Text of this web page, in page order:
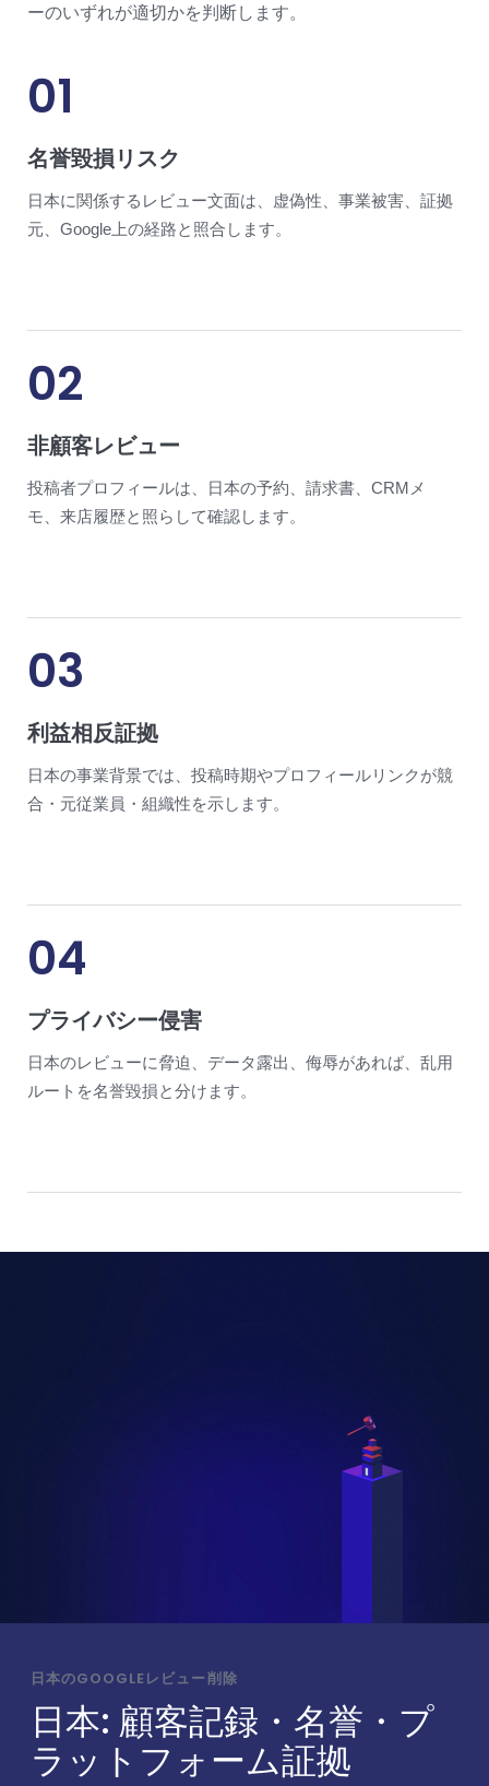
ーのいずれが適切かを判断します。
01
名誉毀損リスク
日本に関係するレビュー文面は、虚偽性、事業被害、証拠
元、Google上の経路と照合します。
02
非顧客レビュー
投稿者プロフィールは、日本の予約、請求書、CRMメ
モ、来店履歴と照らして確認します。
03
利益相反証拠
日本の事業背景では、投稿時期やプロフィールリンクが競
合・元従業員・組織性を示します。
04
プライバシー侵害
日本のレビューに脅迫、データ露出、侮辱があれば、乱用
ルートを名誉毀損と分けます。
日本のGOOGLEレビュー削除
日本: 顧客記録・名誉・プ
ラットフォーム証拠